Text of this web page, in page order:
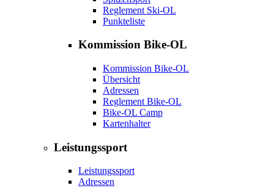
Reglement Ski-OL
Punkteliste
Kommission Bike-OL
Kommission Bike-OL
Übersicht
Adressen
Reglement Bike-OL
Bike-OL Camp
Kartenhalter
Leistungssport
Leistungssport
Adressen